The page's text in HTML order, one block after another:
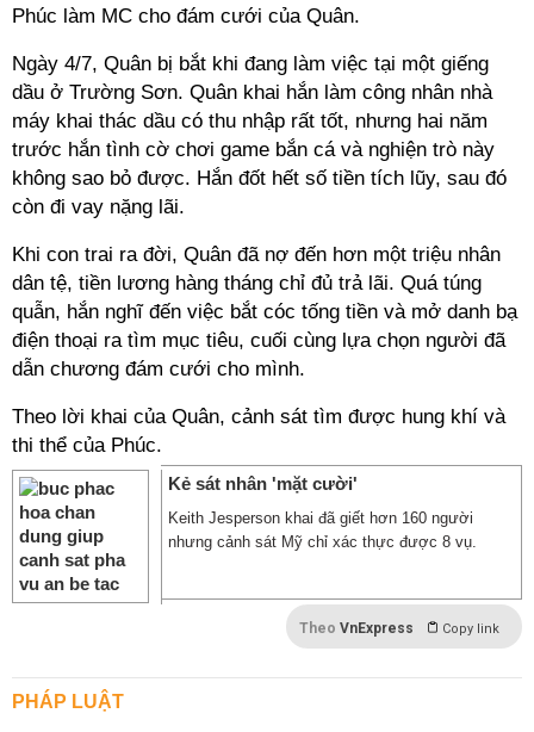
Phúc làm MC cho đám cưới của Quân.
Ngày 4/7, Quân bị bắt khi đang làm việc tại một giếng
dầu ở Trường Sơn. Quân khai hắn làm công nhân nhà
máy khai thác dầu có thu nhập rất tốt, nhưng hai năm
trước hắn tình cờ chơi game bắn cá và nghiện trò này
không sao bỏ được. Hắn đốt hết số tiền tích lũy, sau đó
còn đi vay nặng lãi.
Khi con trai ra đời, Quân đã nợ đến hơn một triệu nhân
dân tệ, tiền lương hàng tháng chỉ đủ trả lãi. Quá túng
quẫn, hắn nghĩ đến việc bắt cóc tống tiền và mở danh bạ
điện thoại ra tìm mục tiêu, cuối cùng lựa chọn người đã
dẫn chương đám cưới cho mình.
Theo lời khai của Quân, cảnh sát tìm được hung khí và
thi thể của Phúc.
Kẻ sát nhân 'mặt cười'
Keith Jesperson khai đã giết hơn 160 người
nhưng cảnh sát Mỹ chỉ xác thực được 8 vụ.
Theo VnExpress Copy link
PHÁP LUẬT